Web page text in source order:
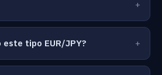
este tipo EUR/JPY?